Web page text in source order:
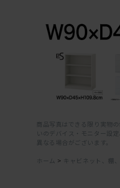
商品写真はできる限り実物
いのデバイス・モニター設
異なる場合がございます。
ホーム > キャビネット、棚